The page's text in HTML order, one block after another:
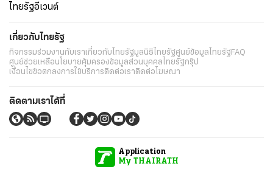
ไทยรัฐอีเวนต์
เกี่ยวกับไทยรัฐ
กิจกรรมร่วมงานกับเราเกี่ยวกับไทยรัฐมูลนิธิไทยรัฐศูนย์ข้อมูลไทยรัฐFAQ
ศูนย์ช่วยเหลือนโยบายคุ้มครองข้อมูลส่วนบุคคลไทยรัฐกรุ๊ป
เงื่อนไขข้อตกลงการใช้บริการติดต่อเราติดต่อโฆษณา
ติดตามเราได้ที่
Application
My THAIRATH